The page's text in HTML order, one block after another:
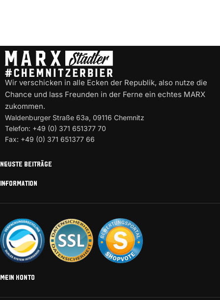
Wir verschicken in alle Ecken der Republik, also nutze die
Chance und lass Freunden in der Ferne ein echtes MARX
zukommen.
Waldenburger Straße 63a, 09116 Chemnitz
Telefon: +49 (0) 371 651377 70
Fax: +49 (0) 371 651377 66
NEUSTE BEITRÄGE
INFORMATION
MEIN KONTO